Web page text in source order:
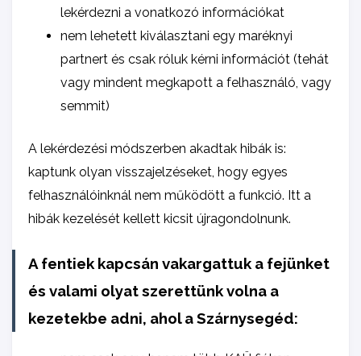
lekérdezni a vonatkozó információkat
nem lehetett kiválasztani egy maréknyi
partnert és csak róluk kérni információt (tehát
vagy mindent megkapott a felhasználó, vagy
semmit)
A lekérdezési módszerben akadtak hibák is:
kaptunk olyan visszajelzéseket, hogy egyes
felhasználóinknál nem működött a funkció. Itt a
hibák kezelését kellett kicsit újragondolnunk.
A fentiek kapcsán vakargattuk a fejünket
és valami olyat szerettünk volna a
kezetekbe adni, ahol a Szárnysegéd: